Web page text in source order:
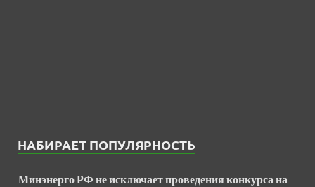
НАБИРАЕТ ПОПУЛЯРНОСТЬ
Минэнерго РФ не исключает проведения конкурса на